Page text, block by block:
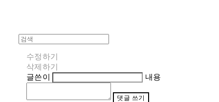
수정하기
삭제하기
글쓴이
내용
댓글 쓰기